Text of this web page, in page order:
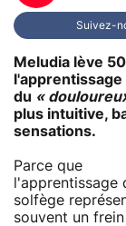
Suivez-
Meludia lève
du «
plus intuitive,
sensations.
Parce que
l'apprentissage
solfège
souvent un frein